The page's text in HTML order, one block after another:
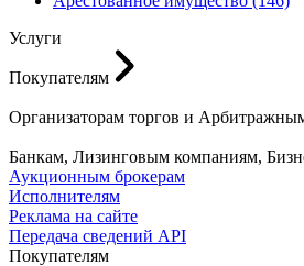
Услуги
Покупателям
Организаторам торгов и
Банкам, Лизинговым компаниям,
Аукционным брокерам
Исполнителям
Реклама на сайте
Передача сведений API
Покупателям